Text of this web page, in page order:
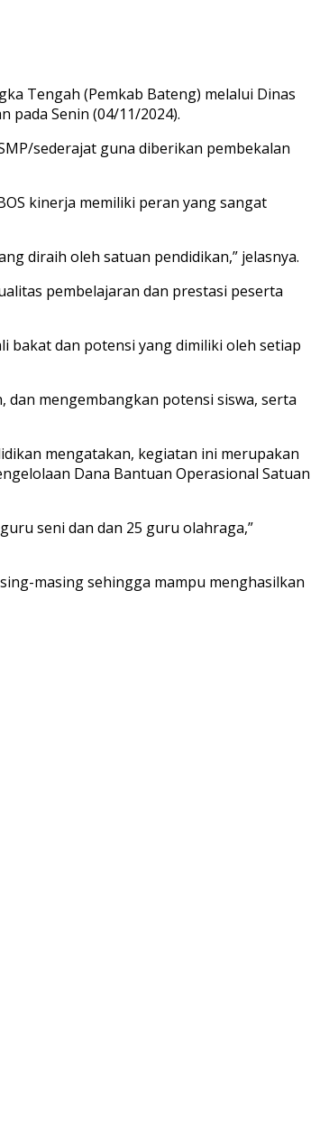
Tengah (Pemkab Bateng) melalui Dinas
pada Senin (04/11/2024).
sederajat guna diberikan pembekalan
kinerja memiliki peran yang sangat
diraih oleh satuan pendidikan,” jelasnya.
pembelajaran dan prestasi peserta
bakat dan potensi yang dimiliki oleh setiap
mengembangkan potensi siswa, serta
mengatakan, kegiatan ini merupakan
Dana Bantuan Operasional Satuan
seni dan dan 25 guru olahraga,”
masing sehingga mampu menghasilkan